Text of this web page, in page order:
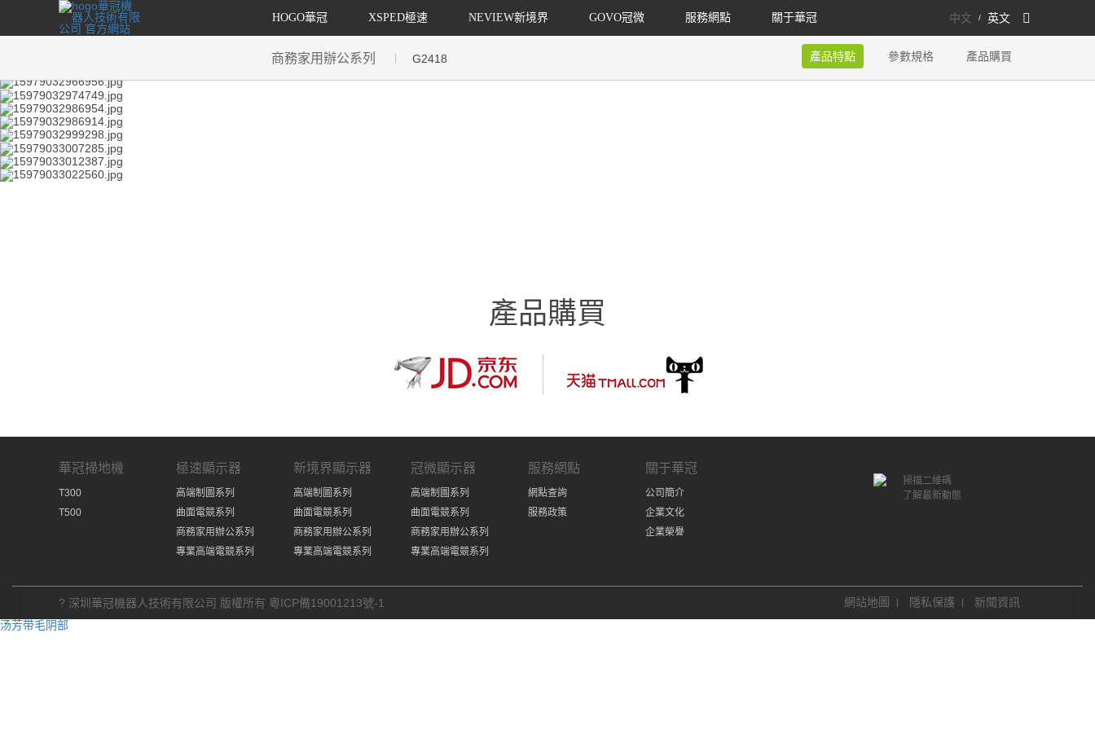
HOGO華冠 XSPED極速 NEVIEW新境界 GOVO冠微 服務網點 關于華冠 英文
/
中文
商務家用辦公系列 G2418 產品購買
參數規格
產品特點
產品購買
華冠掃地機
T300
T500
極速顯示器
高端制圖系列
曲面電競系列
商務家用辦公系列
專業高端電競系列
新境界顯示器
高端制圖系列
曲面電競系列
商務家用辦公系列
專業高端電競系列
冠微顯示器
高端制圖系列
曲面電競系列
商務家用辦公系列
專業高端電競系列
服務網點
網點查詢
服務政策
關于華冠
公司簡介
企業文化
企業榮譽
掃描二維碼
了解最新動態
? 深圳華冠機器人技術有限公司 版權所有 粵ICP備19001213號-1 網站地圖 隱私保護
新聞資訊
汤芳带毛阴部